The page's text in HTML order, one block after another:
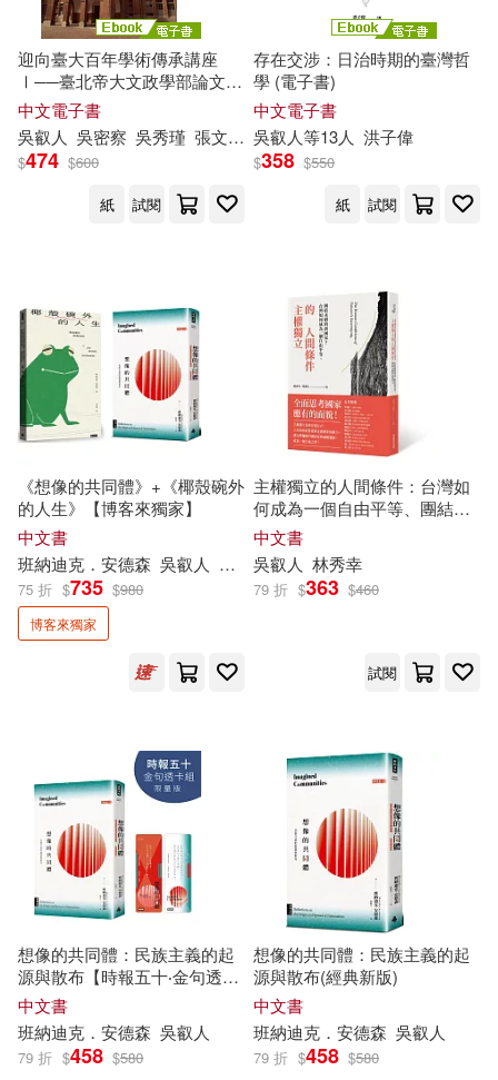
迎向臺大百年學術傳承講座
Ⅰ──臺北帝大文政學部論文集
(電子書)
中文電子書
吳叡 人 吳密察 吳秀瑾 張文薰 林秀美 歐素瑛 洪子偉
$474 $600
紙
試閱
存在交涉：日治時期的臺灣哲
學 (電子書)
中文電子書
吳叡 人等13人 洪子偉
$358 $550
紙
試閱
《想像的共同體》+《椰殼碗外
的人生》【博客來獨家】
中文書
班納迪克．安德森 吳叡 人 李宛蓉
75 折 $735 $980
博客來獨家
主權獨立的人間條件：台灣如
何成為一個自由平等、團結永
續的新國家?
中文書
吳叡 人 林秀幸
79 折 $363 $460
試閱
想像的共同體：民族主義的起
源與散布【時報五十‧金句透卡
組限量版】
中文書
班納迪克．安德森 吳叡 人
79 折 $458 $580
想像的共同體：民族主義的起
源與散布(經典新版)
中文書
班納迪克．安德森 吳叡 人
79 折 $458 $580